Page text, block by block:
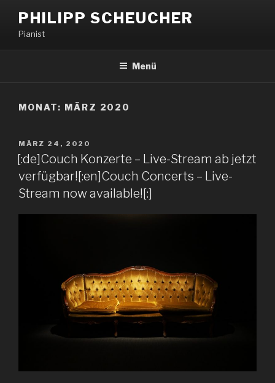
PHILIPP SCHEUCHER
Pianist
Menü
MONAT: MÄRZ 2020
MÄRZ 24, 2020
[:de]Couch Konzerte – Live-Stream ab jetzt
verfügbar![:en]Couch Concerts – Live-
Stream now available![:]